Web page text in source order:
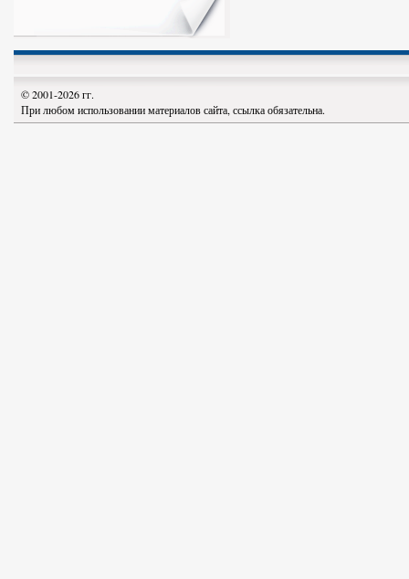
© 2001-2026 гг.
При любом использовании материалов сайта, ссылка обязательна.